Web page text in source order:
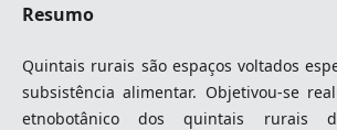
Resumo
Quintais rurais são espaços voltados
subsistência alimentar. Objetivou-se
etnobotânico dos quintais rurais